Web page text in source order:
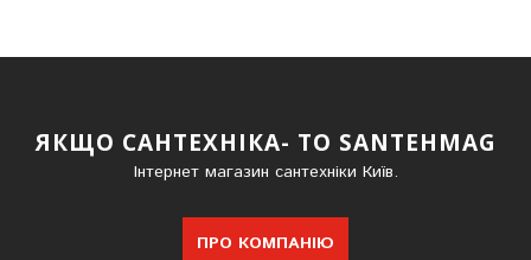
ЯКЩО САНТЕХНІКА- ТО SANTEHMAG
Інтернет магазин сантехніки Київ.
ПРО КОМПАНІЮ